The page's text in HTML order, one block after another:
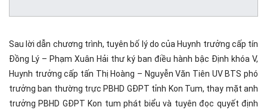
Sau lời dẫn chương trình, tuyên bố lý do của Huynh trưởng cấp tín
Đồng Lý – Phạm Xuân Hải thư ký ban điều hành bậc Định khóa V,
Huynh trưởng cấp tấn Thị Hoàng – Nguyễn Văn Tiên UV BTS phó
trưởng ban thường trực PBHD GĐPT tỉnh Kon Tum, thay mặt anh
trưởng PBHD GĐPT Kon tum phát biểu và tuyên đọc quyết định